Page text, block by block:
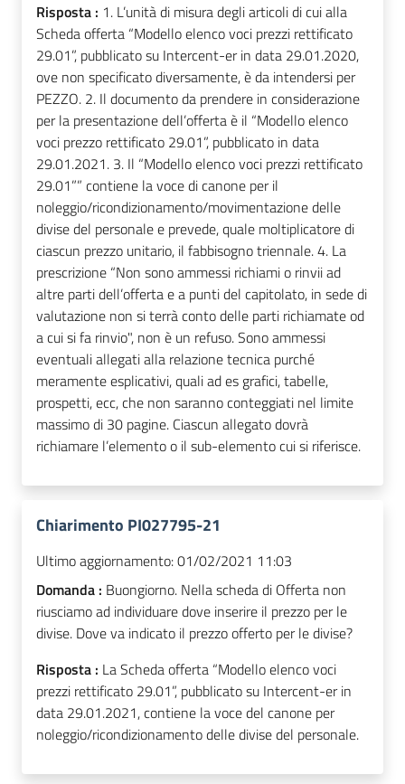
Risposta : 1. L’unità di misura degli articoli di cui alla
Scheda offerta “Modello elenco voci prezzi rettificato
29.01”, pubblicato su Intercent-er in data 29.01.2020,
ove non specificato diversamente, è da intendersi per
PEZZO. 2. Il documento da prendere in considerazione
per la presentazione dell’offerta è il “Modello elenco
voci prezzo rettificato 29.01”, pubblicato in data
29.01.2021. 3. Il “Modello elenco voci prezzi rettificato
29.01”” contiene la voce di canone per il
noleggio/ricondizionamento/movimentazione delle
divise del personale e prevede, quale moltiplicatore di
ciascun prezzo unitario, il fabbisogno triennale. 4. La
prescrizione “Non sono ammessi richiami o rinvii ad
altre parti dell’offerta e a punti del capitolato, in sede di
valutazione non si terrà conto delle parti richiamate od
a cui si fa rinvio", non è un refuso. Sono ammessi
eventuali allegati alla relazione tecnica purché
meramente esplicativi, quali ad es grafici, tabelle,
prospetti, ecc, che non saranno conteggiati nel limite
massimo di 30 pagine. Ciascun allegato dovrà
richiamare l’elemento o il sub-elemento cui si riferisce.
Chiarimento PI027795-21
Ultimo aggiornamento:01/02/2021 11:03
Domanda : Buongiorno. Nella scheda di Offerta non
riusciamo ad individuare dove inserire il prezzo per le
divise. Dove va indicato il prezzo offerto per le divise?
Risposta : La Scheda offerta “Modello elenco voci
prezzi rettificato 29.01”, pubblicato su Intercent-er in
data 29.01.2021, contiene la voce del canone per
noleggio/ricondizionamento delle divise del personale.